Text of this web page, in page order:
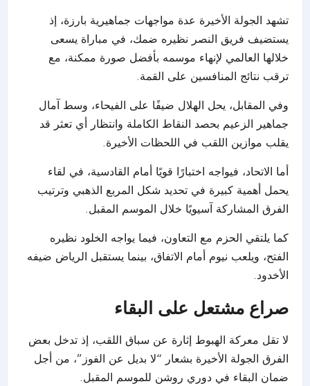
تشهد الجولة الأخيرة عدة مواجهات جماهيرية بارزة، إذ
يستضيف فريق النصر نظيره ضمك، في مباراة يسعى
خلالها العالمي لإنهاء موسمه بأفضل صورة ممكنة، مع
ترقب نتائج المنافسين على القمة.
وفي المقابل، يحل الهلال ضيفًا على الفيحاء، وسط آمال
جماهير الزعيم بحصد النقاط الكاملة وانتظار أي تعثر قد
يقلب موازين اللقب في اللحظات الأخيرة.
أما الاتحاد، فيواجه اختبارًا قويًا أمام القادسية، في لقاء
يحمل أهمية كبيرة في تحديد شكل المربع الذهبي وترتيب
الفرق المشاركة آسيويًا خلال الموسم المقبل.
كما يلتقي الحزم مع التعاون، فيما يواجه الخلود نظيره
الفتح، ويلعب نيوم أمام الاتفاق، بينما يستقبل الرياض ضيفه
الأخدود.
صراع مشتعل على البقاء
لا تقل معركة الهبوط إثارة عن سباق اللقب، إذ تدخل بعض
الفرق الجولة الأخيرة بشعار “لا بديل عن الفوز”، من أجل
ضمان البقاء في دوري روشن للموسم المقبل.